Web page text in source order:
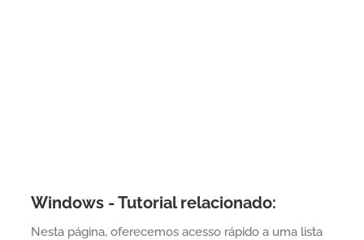
Windows - Tutorial relacionado:
Nesta página, oferecemos acesso rápido a uma lista